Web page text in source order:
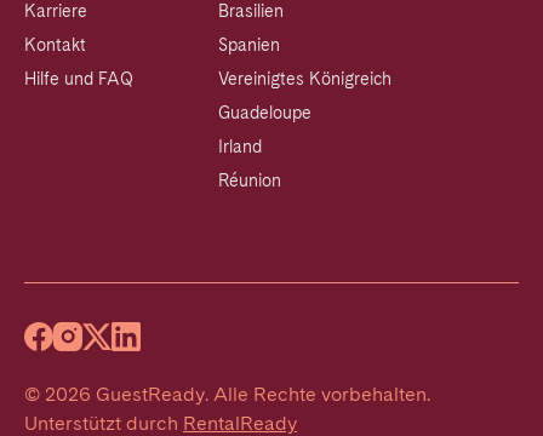
Karriere
Kontakt
Hilfe und FAQ
Brasilien
Spanien
Vereinigtes Königreich
Guadeloupe
Irland
Réunion
© 2026 GuestReady. Alle Rechte vorbehalten.
Unterstützt durch RentalReady